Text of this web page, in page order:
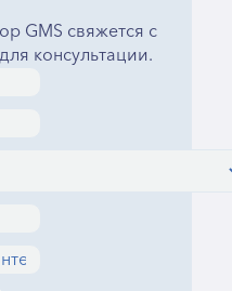
GMS свяжется с
консультации.